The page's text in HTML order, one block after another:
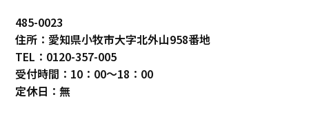
485-0023
住所：愛知県小牧市大字北外山958番地
TEL：0120-357-005
受付時間：10：00～18：00
定休日：無